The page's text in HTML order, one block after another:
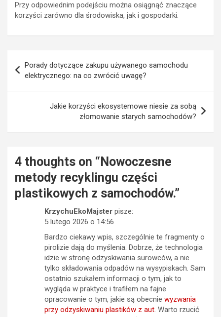
Przy odpowiednim podejściu można osiągnąć znaczące
korzyści zarówno dla środowiska, jak i gospodarki.
wpisu
Porady dotyczące zakupu używanego samochodu
elektrycznego: na co zwrócić uwagę?
Jakie korzyści ekosystemowe niesie za sobą
złomowanie starych samochodów?
4 thoughts on “ Nowoczesne
metody recyklingu części
plastikowych z samochodów.”
KrzychuEkoMajster pisze:
5 lutego 2026 o 14:56
Bardzo ciekawy wpis, szczególnie te fragmenty o
pirolizie dają do myślenia. Dobrze, że technologia
idzie w stronę odzyskiwania surowców, a nie
tylko składowania odpadów na wysypiskach. Sam
ostatnio szukałem informacji o tym, jak to
wygląda w praktyce i trafiłem na fajne
opracowanie o tym, jakie są obecnie wyzwania
przy odzyskiwaniu plastików z aut. Warto rzucić